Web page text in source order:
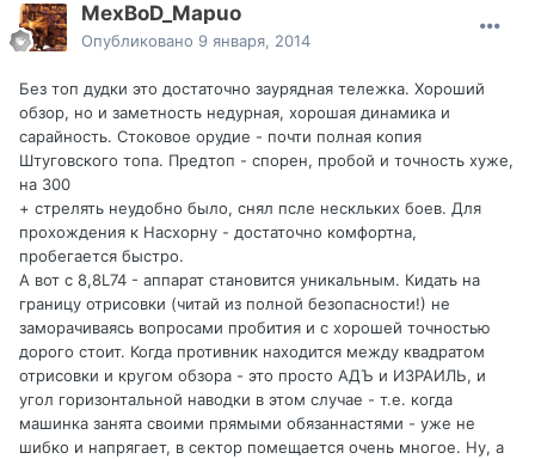
MexBoD_Mapuo
Опубликовано 9 января, 2014
Без топ дудки это достаточно заурядная тележка. Хороший
обзор, но и заметность недурная, хорошая динамика и
сарайность. Стоковое орудие - почти полная копия
Штуговского топа. Предтоп - спорен, пробой и точность хуже,
на 300
+ стрелять неудобно было, снял псле нескльких боев. Для
прохождения к Насхорну - достаточно комфортна,
пробегается быстро.
А вот с 8,8L74 - аппарат становится уникальным. Кидать на
границу отрисовки (читай из полной безопасности!) не
заморачиваясь вопросами пробития и с хорошей точностью
дорого стоит. Когда противник находится между квадратом
отрисовки и кругом обзора - это просто АДЪ и ИЗРАИЛЬ, и
угол горизонтальной наводки в этом случае - т.е. когда
машинка занята своими прямыми обязаннастями - уже не
шибко и напрягает, в сектор помещается очень многое. Ну, а